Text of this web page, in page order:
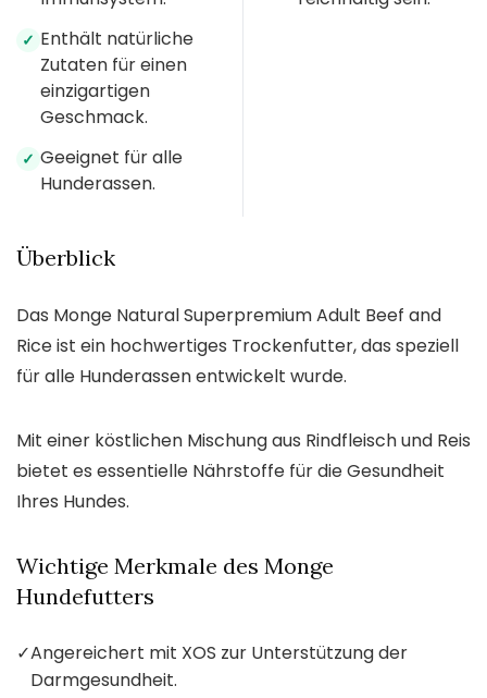
✓ Enthält natürliche
Zutaten für einen
einzigartigen
Geschmack.
✓ Geeignet für alle
Hunderassen.
Überblick
Das Monge Natural Superpremium Adult Beef and
Rice ist ein hochwertiges Trockenfutter, das speziell
für alle Hunderassen entwickelt wurde.
Mit einer köstlichen Mischung aus Rindfleisch und Reis
bietet es essentielle Nährstoffe für die Gesundheit
Ihres Hundes.
Wichtige Merkmale des Monge
Hundefutters
✓Angereichert mit XOS zur Unterstützung der
Darmgesundheit.